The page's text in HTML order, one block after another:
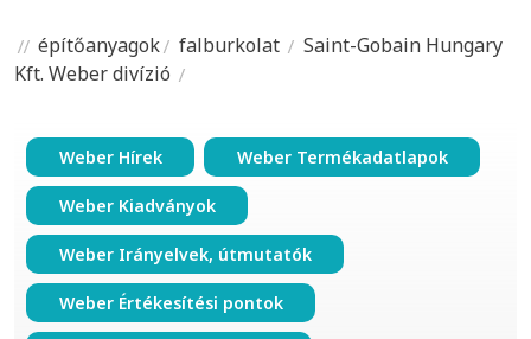
építőanyagok falburkolat
Saint-Gobain Hungary
Kft. Weber divízió
Weber Hírek Weber Termékadatlapok
Weber Kiadványok
Weber Irányelvek, útmutatók
Weber Értékesítési pontok